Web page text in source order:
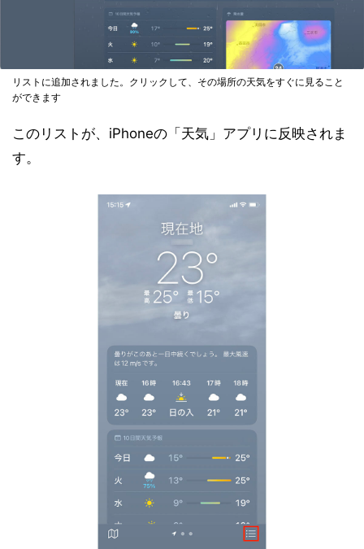
リストに追加されました。クリックして、その場所の天気をすぐに見ること
ができます
このリストが、iPhoneの「天気」アプリに反映されま
す。